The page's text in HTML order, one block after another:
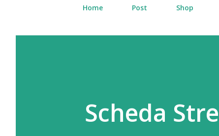
Home Post Shop
Scheda